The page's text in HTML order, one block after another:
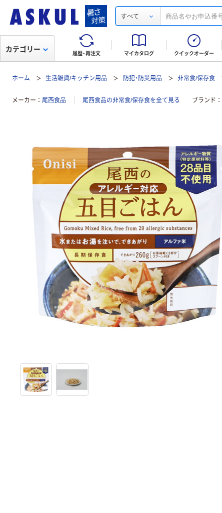
すべて
履歴・再注文 マイカタログ クイックオーダー
カテゴリー
ホーム 生活雑貨/キッチン用品 防犯・防災用品 非常食/保存食
メーカー 尾西食品 尾西食品の非常食/保存食を全て見る ブランド